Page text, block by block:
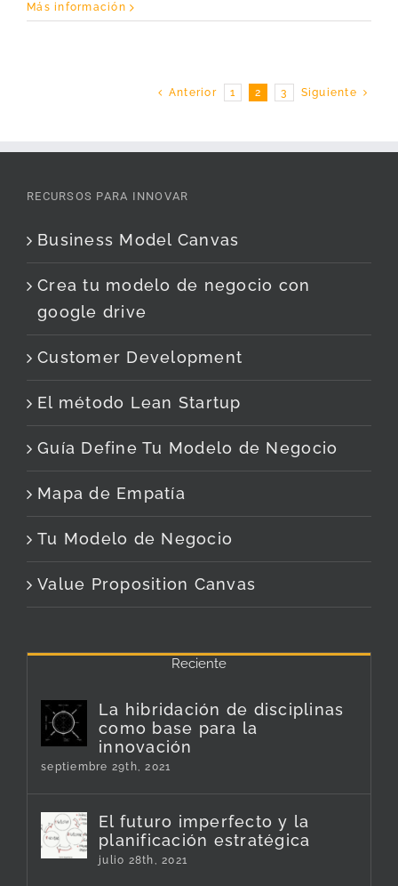
Más información
Anterior 1 2 3 Siguiente
RECURSOS PARA INNOVAR
Business Model Canvas
Crea tu modelo de negocio con
google drive
Customer Development
El método Lean Startup
Guía Define Tu Modelo de Negocio
Mapa de Empatía
Tu Modelo de Negocio
Value Proposition Canvas
Reciente
La hibridación de disciplinas
como base para la
innovación
septiembre 29th, 2021
El futuro imperfecto y la
planificación estratégica
julio 28th, 2021